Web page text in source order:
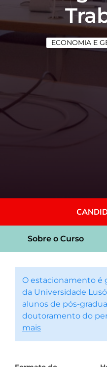
ECONOMIA E
Sobre o Curso
O estacionamento é
da Universidade
alunos de pós-
doutoramento do
mais